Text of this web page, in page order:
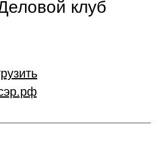
клуб